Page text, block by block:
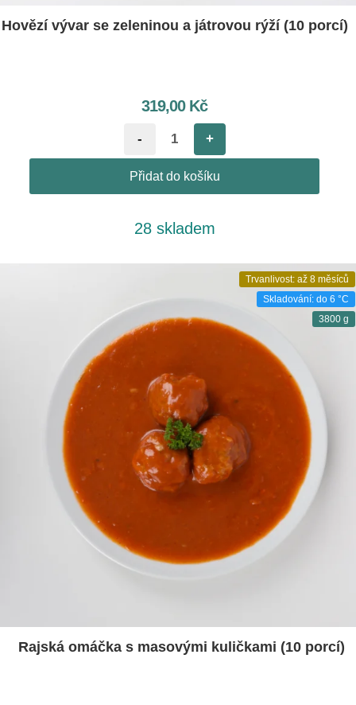
Hovězí vývar se zeleninou a játrovou rýží (10 porcí)
319,00 Kč
- +
Přidat do košíku
28 skladem
Trvanlivost: až 8 měsíců
Skladování: do 6 °C
3800 g
Rajská omáčka s masovými kuličkami (10 porcí)